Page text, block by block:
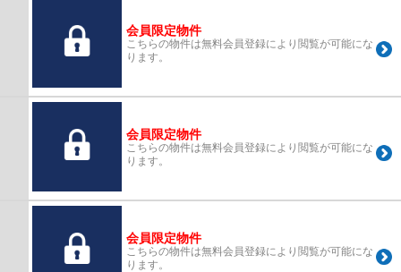
会員限定物件
こちらの物件は無料会員登録により閲覧が可能にな
ります。
会員限定物件
こちらの物件は無料会員登録により閲覧が可能にな
ります。
会員限定物件
こちらの物件は無料会員登録により閲覧が可能にな
ります。